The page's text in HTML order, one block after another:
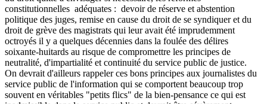
constitutionnelles adéquates : devoir de réserve et abstention
politique des juges, remise en cause du droit de se syndiquer et du
droit de grève des magistrats qui leur avait été imprudemment
octroyés il y a quelques décennies dans la foulée des délires
soixante-huitards au risque de compromettre les principes de
neutralité, d'impartialité et continuité du service public de justice.
On devrait d'ailleurs rappeler ces bons principes aux journalistes du
service public de l'information qui se comportent beaucoup trop
souvent en véritables "petits flics" de la bien-pensance ce qui est